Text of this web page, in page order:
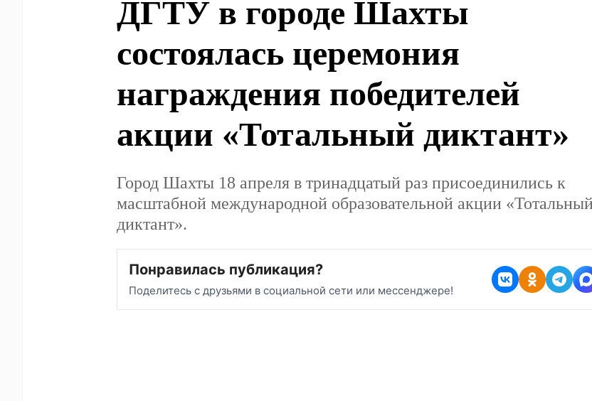
филиала ДГТУ в городе
Шахты состоялась
церемония награждения
победителей акции
«Тотальный диктант»
Город Шахты 18 апреля в тринадцатый раз
присоединились к масштабной международной
образовательной акции «Тотальный диктант».
Понравилась публикация?